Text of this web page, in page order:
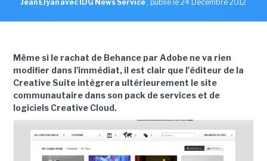
Jean Elyan avec IDG News Service , publié le 24 Décembre 2012
Même si le rachat de Behance par Adobe ne va rien
modifier dans l'immédiat, il est clair que l'éditeur de la
Creative Suite intègrera ultérieurement le site
communautaire dans son pack de services et de
logiciels Creative Cloud.